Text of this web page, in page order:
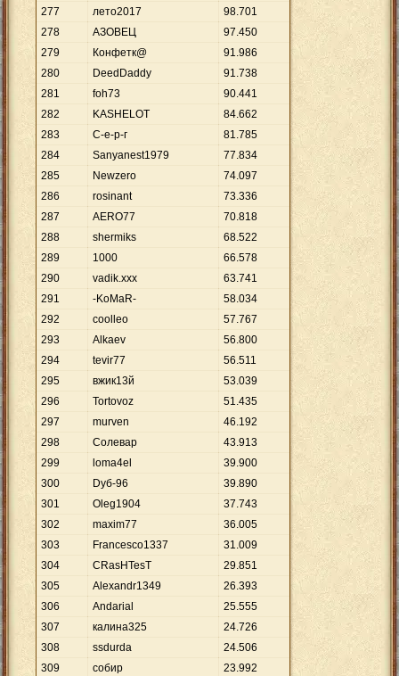
277
лето2017 98.701
278
АЗОВЕЦ 97.450
279
Конфетк@ 91.986
280
DeedDaddy 91.738
281
foh73 90.441
282
KASHELOT 84.662
283
С-е-р-г 81.785
284
Sanyanest1979 77.834
285
Newzero 74.097
286
rosinant 73.336
287
AERO77 70.818
288
shermiks 68.522
289
1000 66.578
290
vadik.xxx 63.741
291
-KoMaR- 58.034
292
coolleo 57.767
293
Alkaev 56.800
294
tevir77 56.511
295
вжик13й 53.039
296
Tortovoz 51.435
297
murven 46.192
298
Солевар 43.913
299
loma4el 39.900
300
Dуб-96 39.890
301
Oleg1904 37.743
302
maxim77 36.005
303
Francesco1337 31.009
304
CRasHTesT 29.851
305
Alexandr1349 26.393
306
Andarial 25.555
307
калина325 24.726
308
ssdurda 24.506
309
собир 23.992